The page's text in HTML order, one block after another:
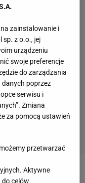
Djoković? "Nie
zainstalowanie i
sp. z o.o., jej
urządzeniu
swoje preferencje
do zarządzania
poprzez
serwisu i
Zmiana
za pomocą ustawień
przetwarzać
Aktywne
celów